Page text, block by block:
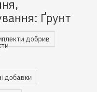
Ґрунт
добрив
добавки